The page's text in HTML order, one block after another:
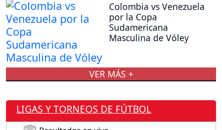
Colombia vs Venezuela
por la Copa
Sudamericana
Masculina de Vóley
VER MÁS +
LIGAS Y TORNEOS DE FÚTBOL